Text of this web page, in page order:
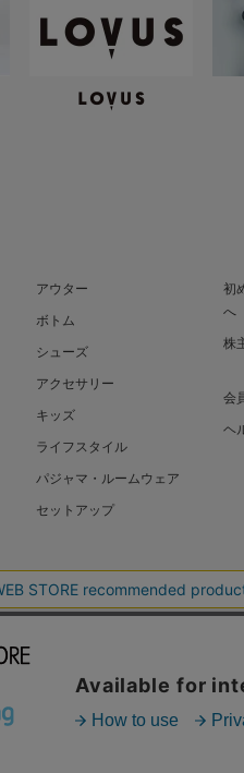
アウター
ボトム
シューズ
アクセサリー
キッズ
ライフスタイル
パジャマ・ルームウェア
セットアップ
初
へ
株
会
ヘ
SHEL’TTER
LIMITED ALL RIGHTS RESERVED.